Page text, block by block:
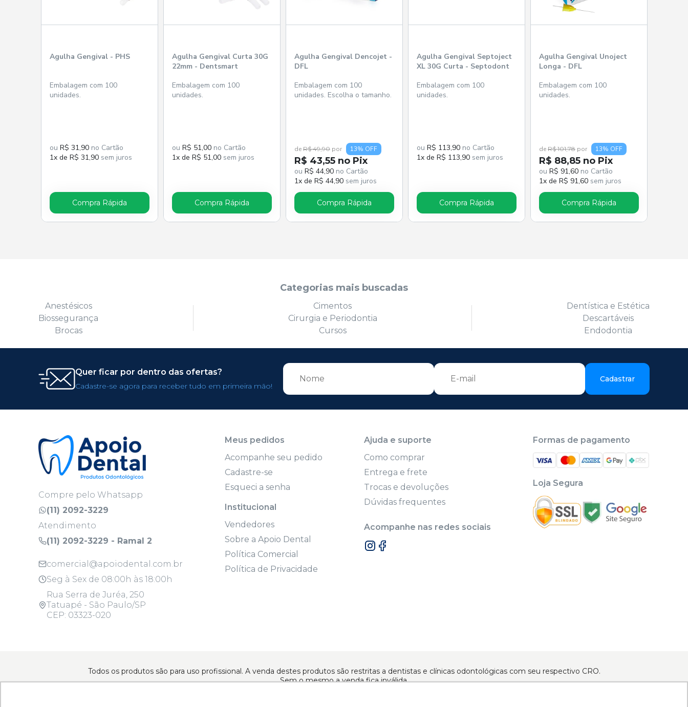
Agulha Gengival - PHS
Embalagem com 100
unidades.
ou R$ 31,90 no Cartão
1x de R$ 31,90 sem juros
Compra Rápida
Agulha Gengival Curta 30G
22mm - Dentsmart
Embalagem com 100
unidades.
ou R$ 51,00 no Cartão
1x de R$ 51,00 sem juros
Compra Rápida
Agulha Gengival Dencojet -
DFL
Embalagem com 100
unidades. Escolha o tamanho.
de R$ 49,90 por 13% OFF
R$ 43,55 no Pix
ou R$ 44,90 no Cartão
1x de R$ 44,90 sem juros
Compra Rápida
Agulha Gengival Septoject
XL 30G Curta - Septodont
Embalagem com 100
unidades.
ou R$ 113,90 no Cartão
1x de R$ 113,90 sem juros
Compra Rápida
Agulha Gengival Unoject
Longa - DFL
Embalagem com 100
unidades.
de R$ 101,78 por 13% OFF
R$ 88,85 no Pix
ou R$ 91,60 no Cartão
1x de R$ 91,60 sem juros
Compra Rápida
Categorias mais buscadas
Anestésicos
Biossegurança
Brocas
Cimentos
Cirurgia e Periodontia
Cursos
Dentística e Estética
Descartáveis
Endodontia
Quer ficar por dentro das ofertas?
Cadastre-se agora para receber tudo em primeira mão!
Cadastrar
Compre pelo Whatsapp
(11) 2092-3229
Atendimento
(11) 2092-3229 - Ramal 2
comercial@apoiodental.com.br
Seg à Sex de 08:00h às 18:00h
Rua Serra de Juréa, 250
Tatuapé - São Paulo/SP
CEP: 03323-020
Meus pedidos
Acompanhe seu pedido
Cadastre-se
Esqueci a senha
Institucional
Vendedores
Sobre a Apoio Dental
Política Comercial
Política de Privacidade
Ajuda e suporte
Como comprar
Entrega e frete
Trocas e devoluções
Dúvidas frequentes
Acompanhe nas redes sociais
Formas de pagamento
Loja Segura
Todos os produtos são para uso profissional. A venda destes produtos são restritas a dentistas e clínicas odontológicas com seu respectivo CRO.
Sem o mesmo a venda fica inválida.